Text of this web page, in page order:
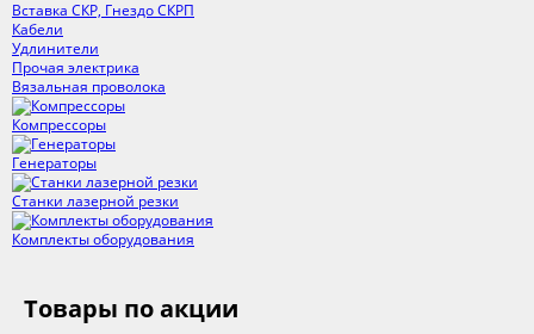
Вставка СКР, Гнездо СКРП
Кабели
Удлинители
Прочая электрика
Вязальная проволока
Компрессоры
Генераторы
Станки лазерной резки
Комплекты оборудования
Товары по акции